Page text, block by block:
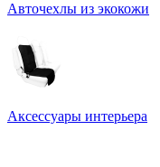
Авточехлы из экокожи
Аксессуары интерьера